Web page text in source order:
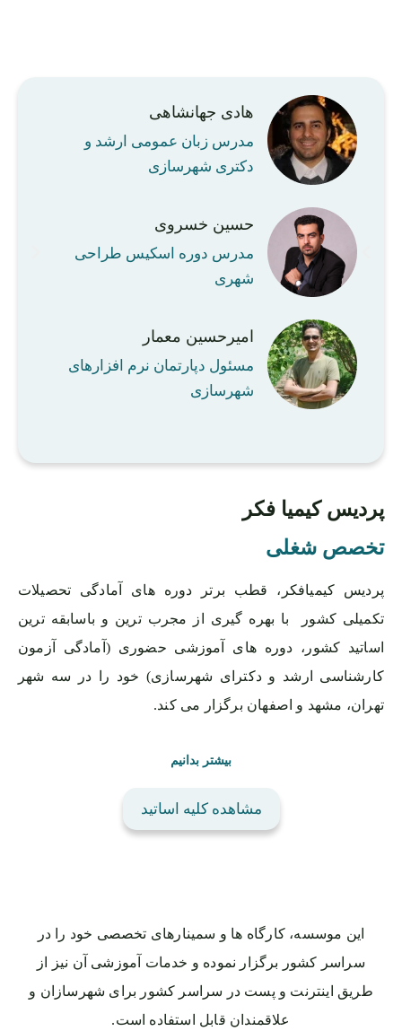
هادی جهانشاهی
مدرس زبان عمومی ارشد و
دکتری شهرسازی
حسین خسروی
مدرس دوره اسکیس طراحی
شهری
امیرحسین معمار
مسئول دپارتمان نرم افزارهای
شهرسازی
پردیس کیمیا فکر
تخصص شغلی
پردیس کیمیافکر، قطب برتر دوره های آمادگی تحصیلات
تکمیلی کشور با بهره گیری از مجرب ترین و باسابقه ترین
اساتید کشور، دوره های آموزشی حضوری (آمادگی آزمون
کارشناسی ارشد و دکترای شهرسازی) خود را در سه شهر
تهران، مشهد و اصفهان برگزار می کند.
بیشتر بدانیم
مشاهده کلیه اساتید
این موسسه، کارگاه ها و سمینارهای تخصصی خود را در
سراسر کشور برگزار نموده و خدمات آموزشی آن نیز از
طریق اینترنت و پست در سراسر کشور برای شهرسازان و
علاقمندان قابل استفاده است.